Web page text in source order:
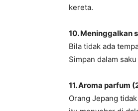
kereta.
10. Meninggalkan
Bila tidak ada
Simpan dalam
11. Aroma parfum
Orang Jepang